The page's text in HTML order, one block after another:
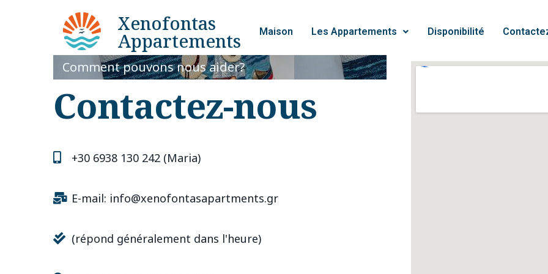
Xenofontas
Appartements Maison Les Appartements Disponibilité
Comment pouvons nous aider?
Contactez-nous
+30 6938 130 242 (Maria)
E-mail: info@xenofontasapartments.gr
(répond généralement dans l'heure)